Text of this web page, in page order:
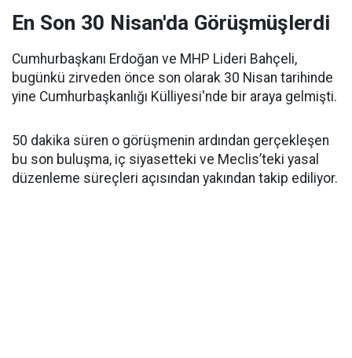
En Son 30 Nisan'da Görüşmüşlerdi
Cumhurbaşkanı Erdoğan ve MHP Lideri Bahçeli,
bugünkü zirveden önce son olarak 30 Nisan tarihinde
yine Cumhurbaşkanlığı Külliyesi'nde bir araya gelmişti.
50 dakika süren o görüşmenin ardından gerçekleşen
bu son buluşma, iç siyasetteki ve Meclis’teki yasal
düzenleme süreçleri açısından yakından takip ediliyor.